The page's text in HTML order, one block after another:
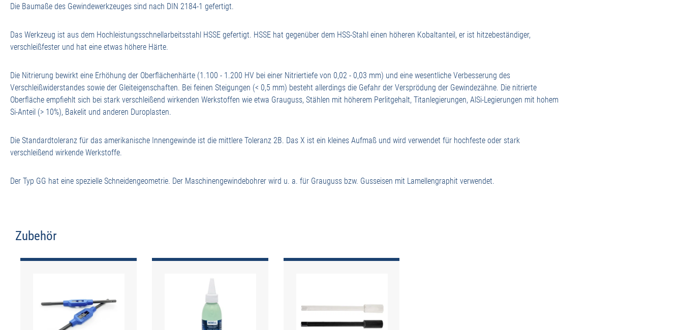
Die Baumaße des Gewindewerkzeuges sind nach DIN 2184-1 gefertigt.
Das Werkzeug ist aus dem Hochleistungsschnellarbeitsstahl HSSE gefertigt. HSSE hat gegenüber dem HSS-Stahl einen höheren Kobaltanteil, er ist hitzebeständiger,
verschleißfester und hat eine etwas höhere Härte.
Die Nitrierung bewirkt eine Erhöhung der Oberflächenhärte (1.100 - 1.200 HV bei einer Nitriertiefe von 0,02 - 0,03 mm) und eine wesentliche Verbesserung des
Verschleißwiderstandes sowie der Gleiteigenschaften. Bei feinen Steigungen (< 0,5 mm) besteht allerdings die Gefahr der Versprödung der Gewindezähne. Die nitrierte
Oberfläche empfiehlt sich bei stark verschleißend wirkenden Werkstoffen wie etwa Grauguss, Stählen mit höherem Perlitgehalt, Titanlegierungen, AlSi-Legierungen mit hohem
Si-Anteil (> 10%), Bakelit und anderen Duroplasten.
Die Standardtoleranz für das amerikanische Innengewinde ist die mittlere Toleranz 2B. Das X ist ein kleines Aufmaß und wird verwendet für hochfeste oder stark
verschleißend wirkende Werkstoffe.
Der Typ GG hat eine spezielle Schneidengeometrie. Der Maschinengewindebohrer wird u. a. für Grauguss bzw. Gusseisen mit Lamellengraphit verwendet.
Zubehör